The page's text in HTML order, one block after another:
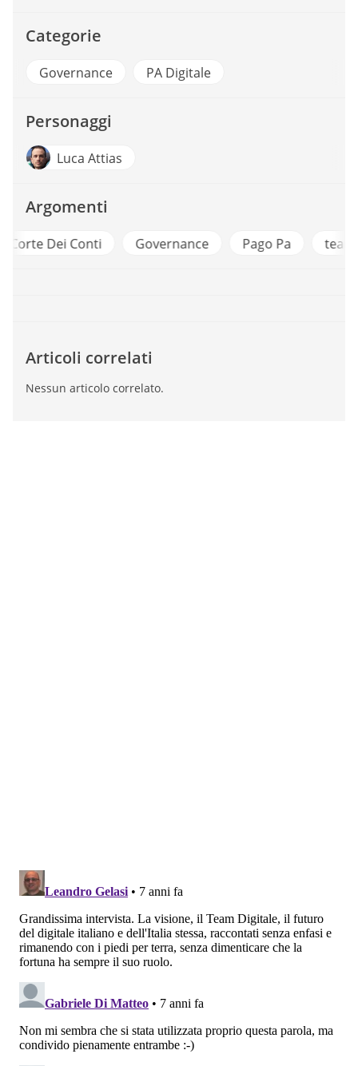
Categorie
Governance PA Digitale
Personaggi
Luca Attias
Argomenti
Governance Pago Pa team per la
Articoli correlati
Nessun articolo correlato.